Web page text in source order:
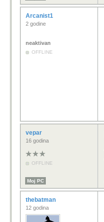
Arcanist1
2 godine
neaktivan
OFFLINE
vepar
16 godina
OFFLINE
Moj PC
thebatman
12 godina